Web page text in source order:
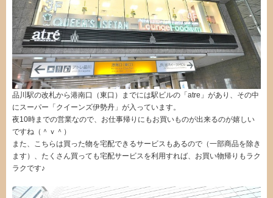
品川駅の改札から港南口（東口）までには駅ビルの「atre」があり、その中
にスーパー「クイーンズ伊勢丹」が入っています。
夜10時までの営業なので、お仕事帰りにもお買いものが出来るのが嬉しい
ですね（＾ｖ＾）
また、こちらは買った物を宅配できるサービスもあるので（一部商品を除き
ます）、たくさん買っても宅配サービスを利用すれば、お買い物帰りもラク
ラクです♪